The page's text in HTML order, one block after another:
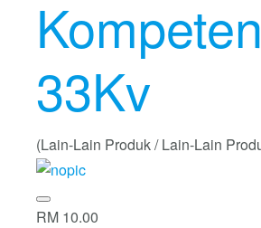
Kompeten
33Kv
(Lain-Lain Produk / Lain-Lain
RM 10.00